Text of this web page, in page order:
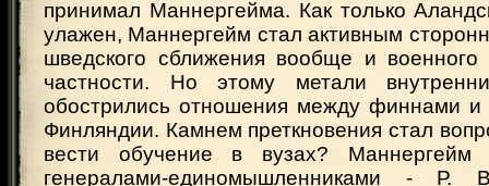
принимал Маннергейма. Как только
улажен, Маннергейм стал активным
шведского сближения вообще и военного
частности. Но этому метали
обострились отношения между финнами
Финляндии. Камнем преткновения стал
вести обучение в вузах?
генералами-единомышленниками -